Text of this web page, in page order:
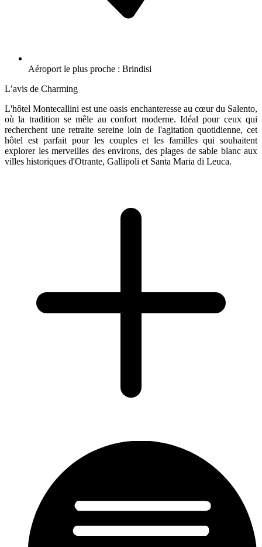
Aéroport le plus proche : Brindisi
L’avis de Charming
L'hôtel Montecallini est une oasis enchanteresse au cœur du Salento,
où la tradition se mêle au confort moderne. Idéal pour ceux qui
recherchent une retraite sereine loin de l'agitation quotidienne, cet
hôtel est parfait pour les couples et les familles qui souhaitent
explorer les merveilles des environs, des plages de sable blanc aux
villes historiques d'Otrante, Gallipoli et Santa Maria di Leuca.